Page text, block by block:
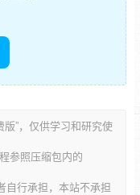
版”，仅供学习和研究使
参照压缩包内的
自行承担，本站不承担